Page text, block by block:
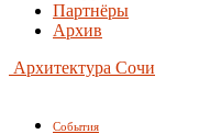
Партнёры
Архив
Архитектура Сочи
События